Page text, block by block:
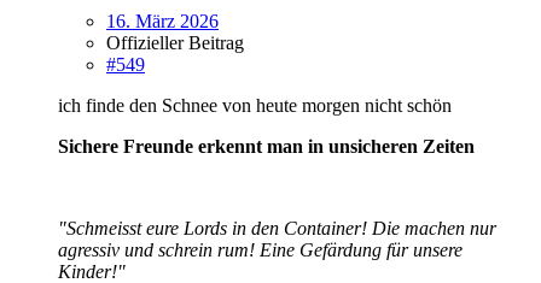
16. März 2026
Offizieller Beitrag
#549
ich finde den Schnee von heute morgen nicht schön
Sichere Freunde erkennt man in unsicheren Zeiten
"Schmeisst eure Lords in den Container! Die machen nur
agressiv und schrein rum! Eine Gefärdung für unsere
Kinder!"